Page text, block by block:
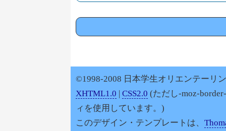
©1998-2008 日本学生オリエンテーリ
XHTML1.0 | CSS2.0 (ただし-moz-
ィを使用しています。)
このデザイン・テンプレートは、